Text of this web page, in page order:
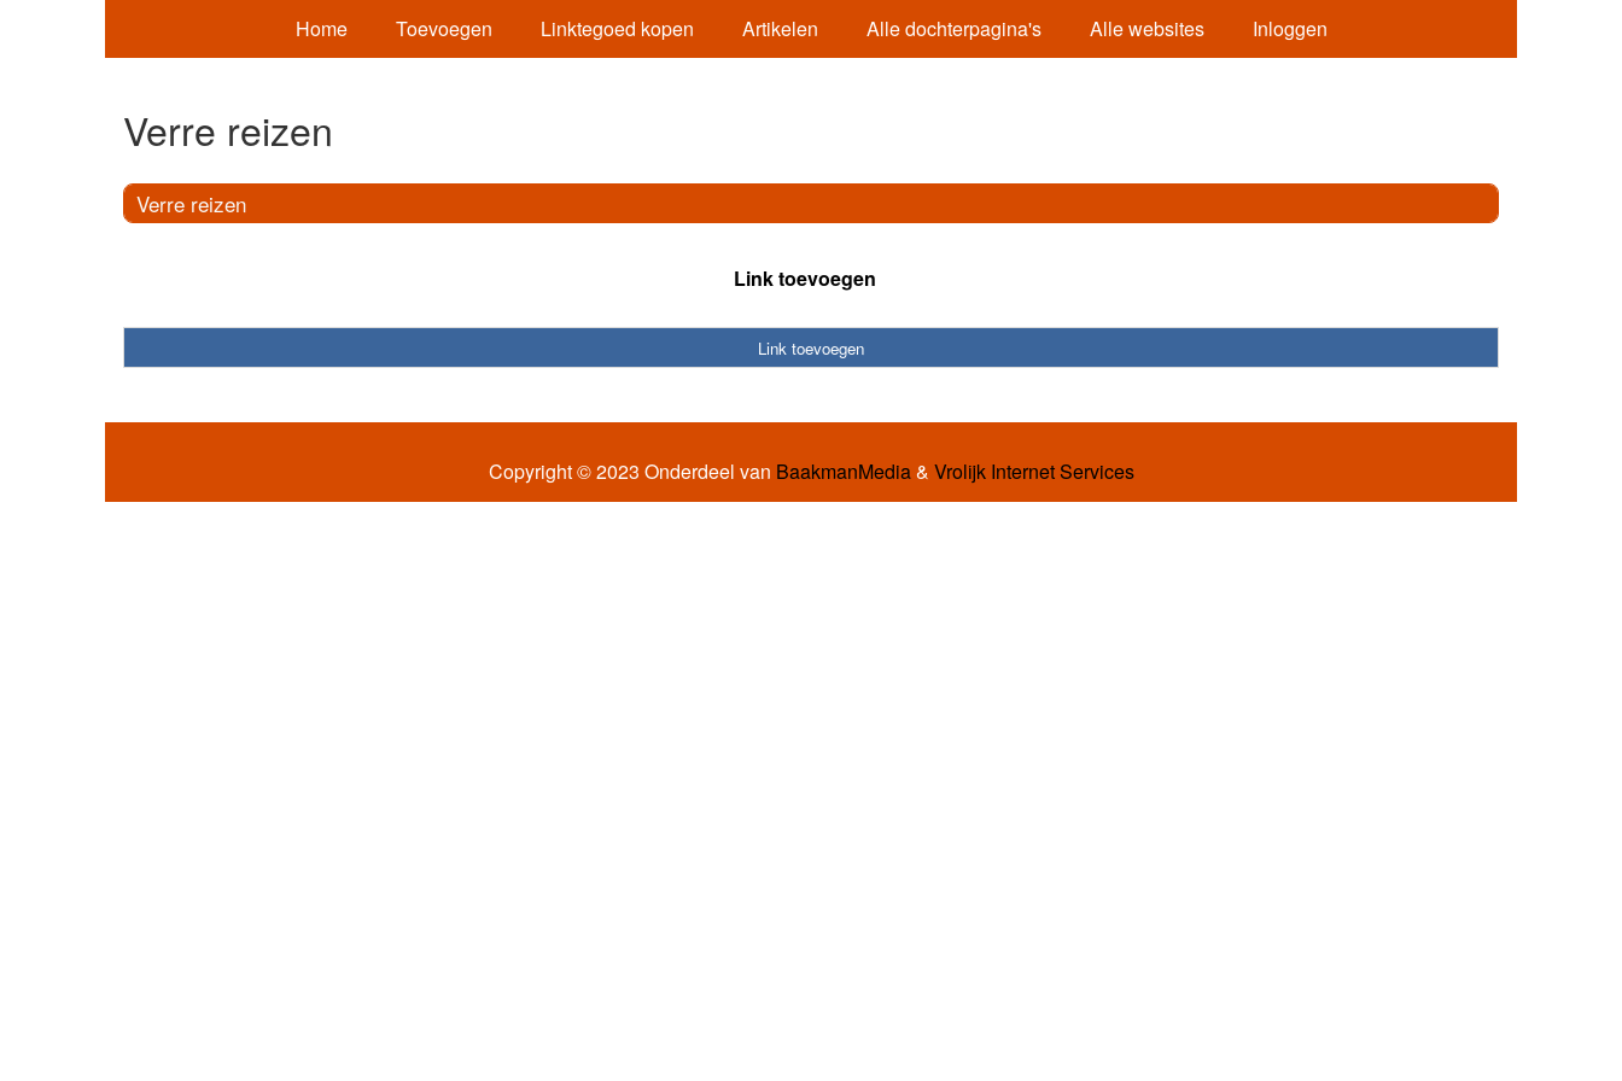
Home Toevoegen Linktegoed kopen Artikelen Alle dochterpagina's Alle websites Inloggen
Verre reizen
Verre reizen
Link toevoegen
Link toevoegen
Copyright © 2023 Onderdeel van BaakmanMedia& Vrolijk Internet Services